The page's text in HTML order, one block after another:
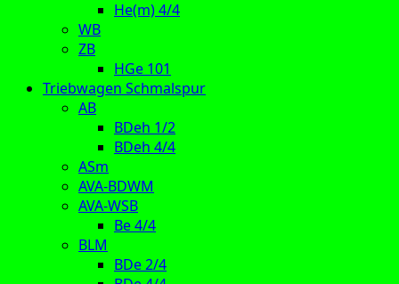
He(m) 4/4
WB
ZB
HGe 101
Triebwagen Schmalspur
AB
BDeh 1/2
BDeh 4/4
ASm
AVA-BDWM
AVA-WSB
Be 4/4
BLM
BDe 2/4